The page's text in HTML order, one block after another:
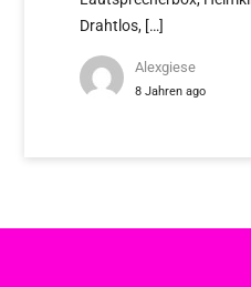
Drahtlos, […]
Alexgiese
8 Jahren ago